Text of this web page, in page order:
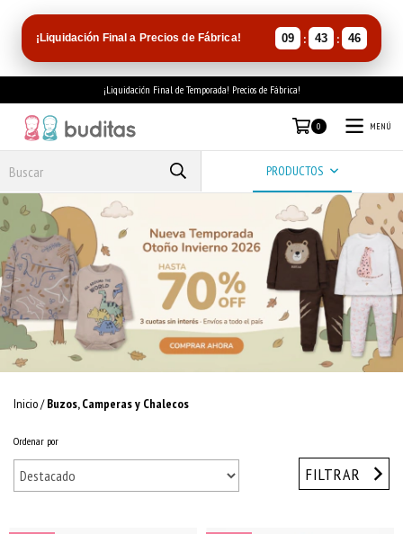
¡Liquidación Final a Precios de Fábrica! 09 : 43 : 45
¡Liquidación Final de Temporada! Precios de Fábrica!
0 MENÚ
PRODUCTOS
Inicio/ Buzos, Camperas y Chalecos
Ordenar por
FILTRAR